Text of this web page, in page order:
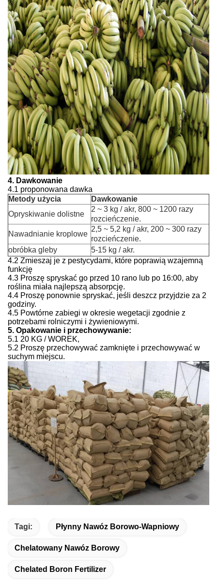
4. Dawkowanie
4.1 proponowana dawka
Metody użycia
Dawkowanie
Opryskiwanie dolistne
2 ~ 3 kg / akr, 800 ~ 1200 razy
rozcieńczenie.
Nawadnianie kroplowe
2,5 ~ 5,2 kg / akr, 200 ~ 300 razy
rozcieńczenie.
obróbka gleby
5-15 kg / akr.
4.2 Zmieszaj je z pestycydami, które poprawią wzajemną
funkcję
4.3 Proszę spryskać go przed 10 rano lub po 16:00, aby
roślina miała najlepszą absorpcję.
4.4 Proszę ponownie spryskać, jeśli deszcz przyjdzie za 2
godziny.
4.5 Powtórne zabiegi w okresie wegetacji zgodnie z
potrzebami rolniczymi i żywieniowymi.
5. Opakowanie i przechowywanie:
5.1 20 KG / WOREK,
5.2 Proszę przechowywać zamknięte i przechowywać w
suchym miejscu.
Tagi: Płynny Nawóz Borowo-Wapniowy
Chelatowany Nawóz Borowy
Chelated Boron Fertilizer